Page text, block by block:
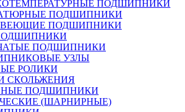
ПОДШИПНИКИ
ПОДШИПНИКИ
ПОДШИПНИКИ
ПОДШИПНИКИ
УЗЛЫ
РОЛИКИ
СКОЛЬЖЕНИЯ
ПОДШИПНИКИ
(ШАРНИРНЫЕ)